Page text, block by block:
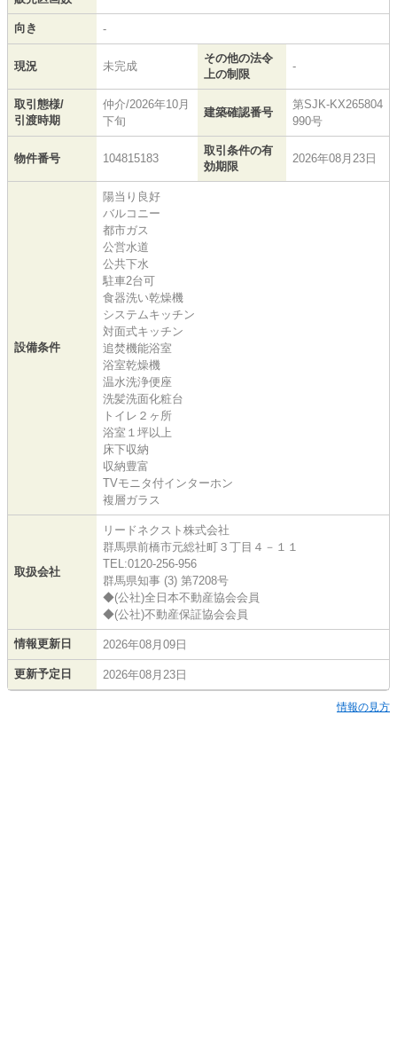
向き -
現況 未完成
その他の法令
上の制限
-
取引態様/
引渡時期
仲介/2026年10月
下旬
建築確認番号
第SJK-KX265804
990号
物件番号 104815183
取引条件の有
効期限
2026年08月23日
設備条件
陽当り良好
バルコニー
都市ガス
公営水道
公共下水
駐車2台可
食器洗い乾燥機
システムキッチン
対面式キッチン
追焚機能浴室
浴室乾燥機
温水洗浄便座
洗髪洗面化粧台
トイレ２ヶ所
浴室１坪以上
床下収納
収納豊富
TVモニタ付インターホン
複層ガラス
取扱会社
リードネクスト株式会社
群馬県前橋市元総社町３丁目４－１１
TEL:0120-256-956
群馬県知事 (3) 第7208号
◆(公社)全日本不動産協会会員
◆(公社)不動産保証協会会員
情報更新日 2026年08月09日
更新予定日 2026年08月23日
情報の見方